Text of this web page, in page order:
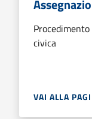
civica
VAI ALLA